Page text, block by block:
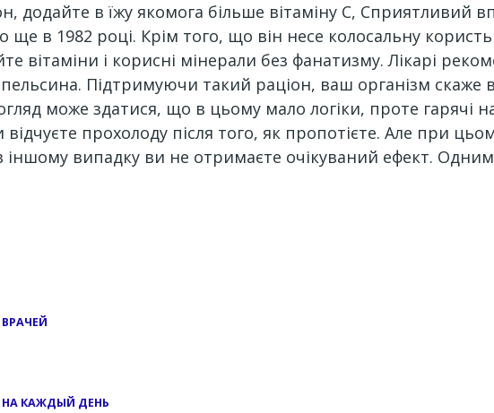
додайте в їжу якомога більше вітаміну С, Сприятливий
ще в 1982 році. Крім того, що він несе колосальну
вітаміни і корисні мінерали без фанатизму. Лікарі
Підтримуючи такий раціон, ваш організм скаже
може здатися, що в цьому мало логіки, проте гарячі
прохолоду після того, як пропотієте. Але при
іншому випадку ви не отримаєте очікуваний ефект.
НА КАЖДЫЙ ДЕНЬ